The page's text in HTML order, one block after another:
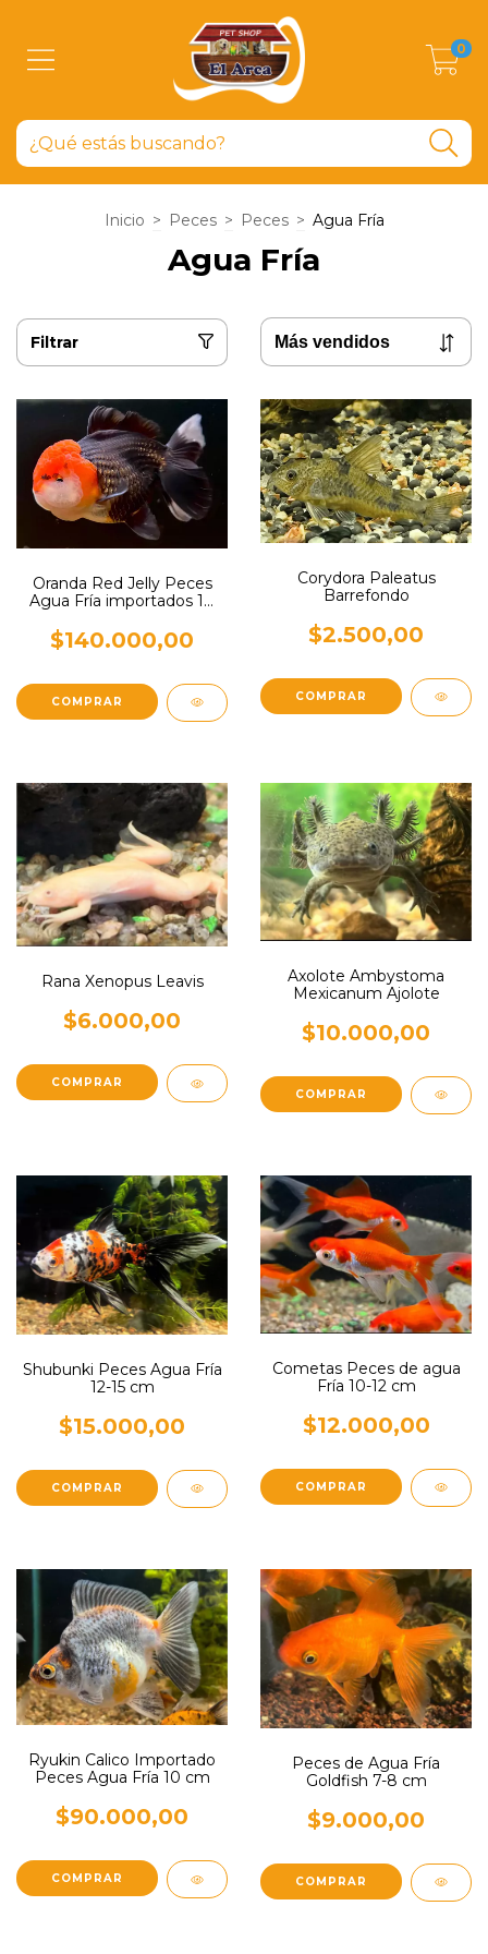
0
Inicio > Peces > Peces > Agua Fría
Agua Fría
Filtrar
Oranda Red Jelly Peces
Agua Fría importados 10
$140.000,00
Corydora Paleatus
Barrefondo
$2.500,00
Rana Xenopus Leavis
$6.000,00
Axolote Ambystoma
Mexicanum Ajolote
$10.000,00
Shubunki Peces Agua Fría
12-15 cm
$15.000,00
Cometas Peces de agua
Fría 10-12 cm
$12.000,00
Ryukin Calico Importado
Peces Agua Fría 10 cm
$90.000,00
Peces de Agua Fría
Goldfish 7-8 cm
$9.000,00